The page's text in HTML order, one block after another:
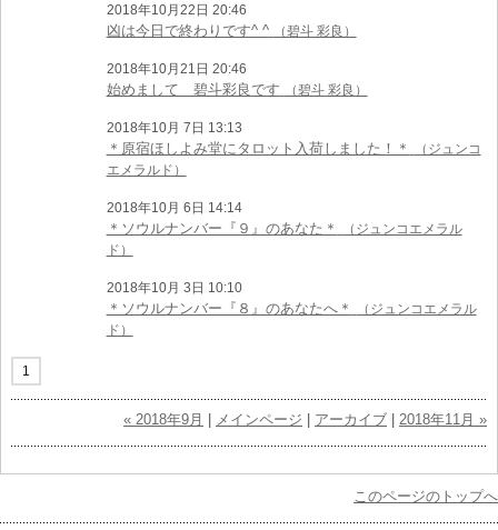
2018年10月22日 20:46
凶は今日で終わりです^ ^ （碧斗 彩良）
2018年10月21日 20:46
始めまして 碧斗彩良です （碧斗 彩良）
2018年10月 7日 13:13
＊原宿ほしよみ堂にタロット入荷しました！＊
（ジュンコ
エメラルド）
2018年10月 6日 14:14
＊ソウルナンバー『９』のあなた＊
（ジュンコエメラル
ド）
2018年10月 3日 10:10
＊ソウルナンバー『８』のあなたへ＊
（ジュンコエメラル
ド）
1
« 2018年9月 メインページ アーカイブ 2018年11月 »
このページのトップへ